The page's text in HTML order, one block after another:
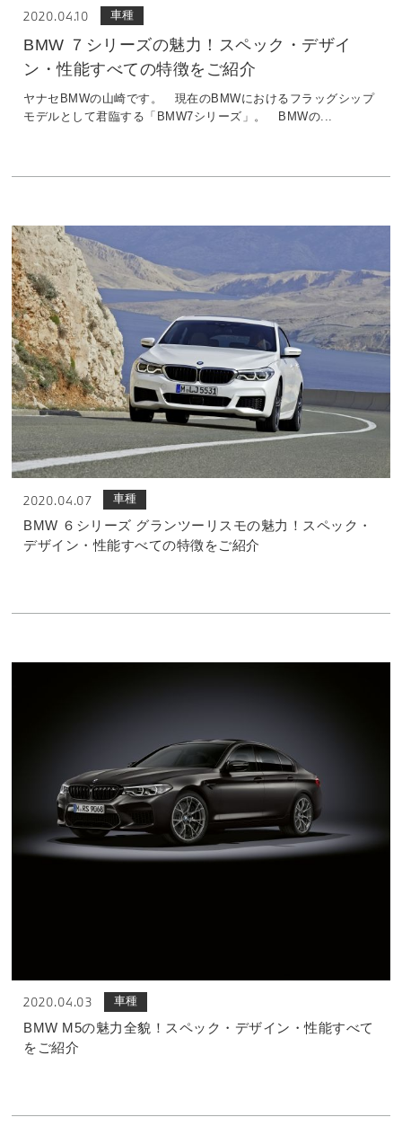
2020.04.10 車種
BMW ７シリーズの魅力！スペック・デザイ
ン・性能すべての特徴をご紹介
ヤナセBMWの山崎です。 現在のBMWにおけるフラッグシップ
モデルとして君臨する「BMW7シリーズ」。 BMWの...
2020.04.07 車種
BMW ６シリーズ グランツーリスモの魅力！スペック・
デザイン・性能すべての特徴をご紹介
2020.04.03 車種
BMW M5の魅力全貌！スペック・デザイン・性能すべて
をご紹介